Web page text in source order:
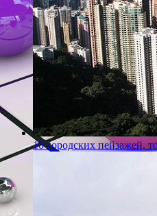
10 городских пейзажей,